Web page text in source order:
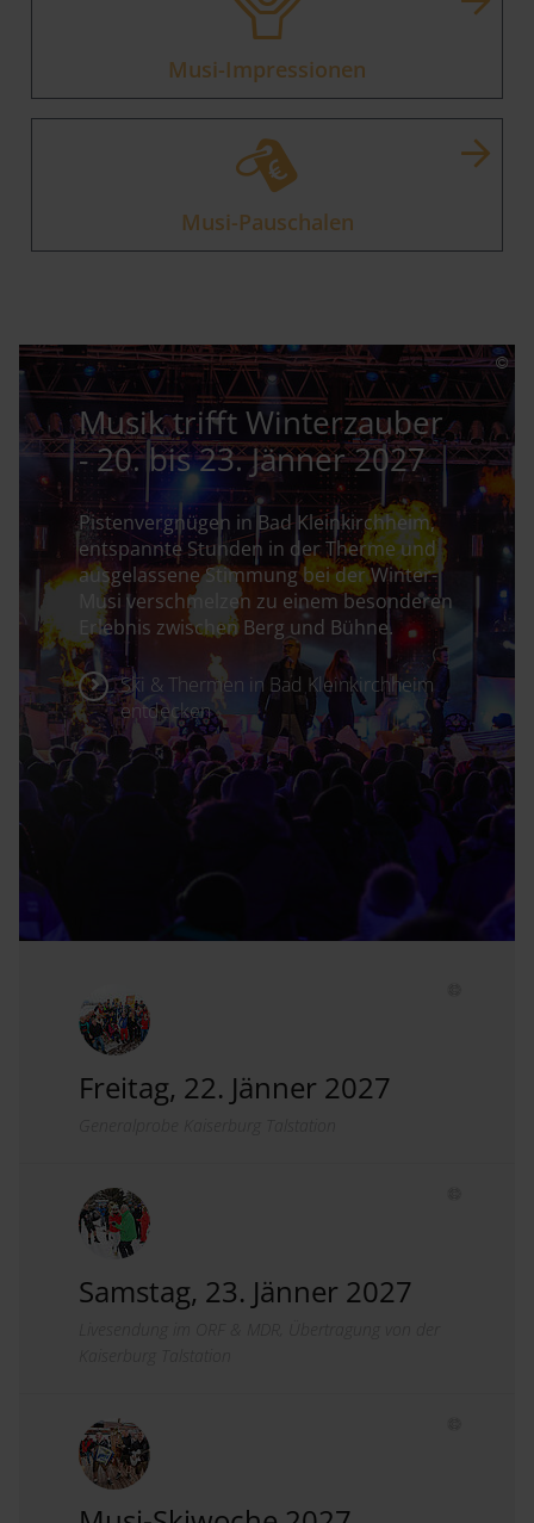
Musi-Impressionen
Musi-Pauschalen
Musik trifft Winterzauber
- 20. bis 23. Jänner 2027
Pistenvergnügen in Bad Kleinkirchheim,
entspannte Stunden in der Therme und
ausgelassene Stimmung bei der Winter-
Musi verschmelzen zu einem besonderen
Erlebnis zwischen Berg und Bühne.
Ski & Thermen in Bad Kleinkirchheim
entdecken
Freitag, 22. Jänner 2027
Samstag, 23. Jänner 2027